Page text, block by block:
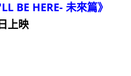
BE HERE- 未來篇》
上映